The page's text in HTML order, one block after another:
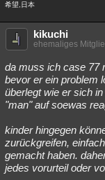
希望,日本
kikuchi
ehemaliges
da muss ich case 77
bevor er ein problem
überlegt wie er sich
"man" auf soewas
kinder hingegen
zurückgreifen,
gemacht haben.
jedes vorurteil oder